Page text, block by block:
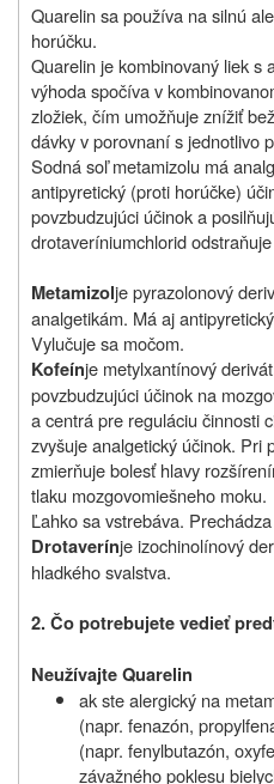
Quarelin sa používa na silnú
horúčku.
Quarelin je kombinovaný liek s
výhoda spočíva v
zložiek, čím umožňuje znížiť
dávky v porovnaní s jednotlivo
Sodná soľ metamizolu má
antipyretický (proti horúčke)
povzbudzujúci účinok a
drotaveríniumchlorid
Metamizolje pyrazolonový
analgetikám. Má aj
Vylučuje sa močom.
Kofeínje metylxantínový
povzbudzujúci účinok na
a centrá pre reguláciu činnosti
zvyšuje analgetický účinok. Pri
zmierňuje bolesť hlavy
tlaku mozgovomiešneho moku.
Ľahko sa vstrebáva.
Drotaverínje izochinolínový
hladkého svalstva.
2.Čo potrebujete vedieť
Neužívajte Quarelin
ak ste alergický na
(napr. fenazón,
(napr. fenylbutazón,
závažného poklesu